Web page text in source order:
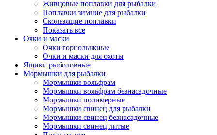
Живцовые поплавки для рыбалки
Поплавки зимние для рыбалки
Скользящие поплавки
Показать все
Очки и маски
Очки горнолыжные
Очки и маски для охоты
Ящики рыболовные
Мормышки для рыбалки
Мормышки вольфрам
Мормышки вольфрам безнасадочные
Мормышки полимерные
Мормышки свинец для рыбалки
Мормышки свинец безнасадочные
Мормышки свинец литые